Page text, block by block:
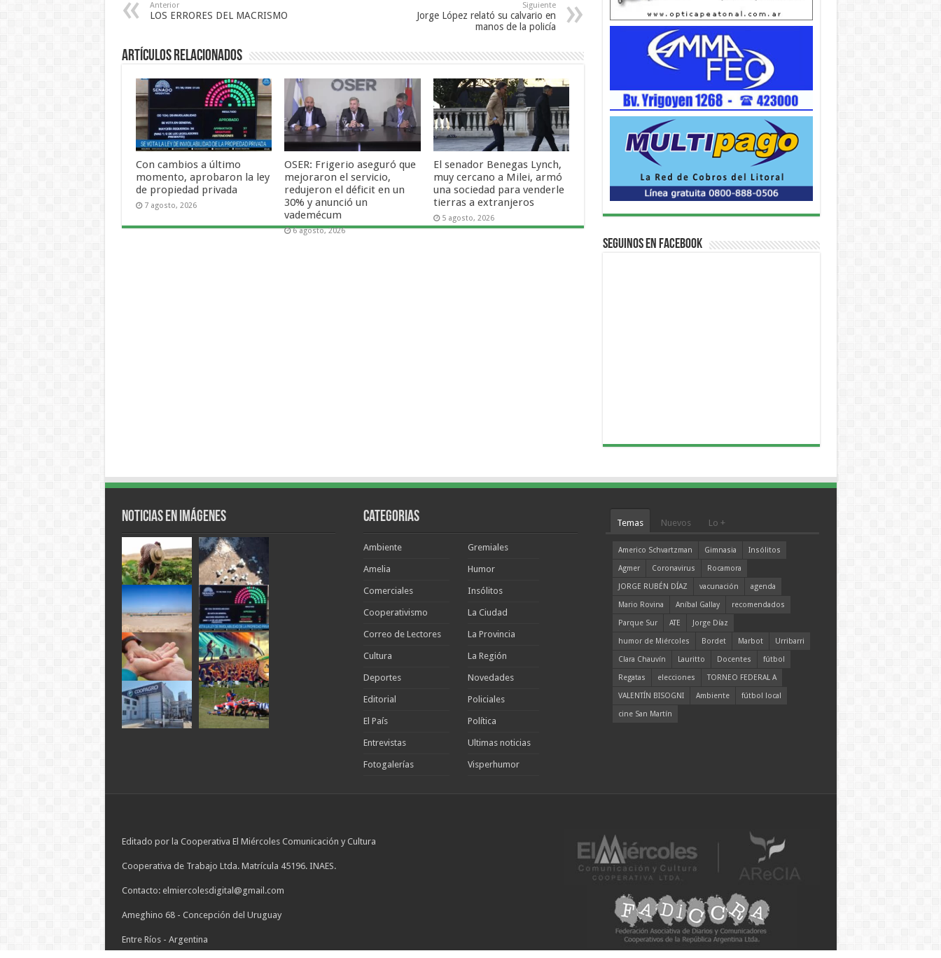
Anterior
LOS ERRORES DEL MACRISMO
Siguiente
Jorge López relató su calvario en
manos de la policía
Artículos Relacionados
Con cambios a último
momento, aprobaron la ley
de propiedad privada
7 agosto, 2026
OSER: Frigerio aseguró que
mejoraron el servicio,
redujeron el déficit en un
30% y anunció un
vademécum
6 agosto, 2026
El senador Benegas Lynch,
muy cercano a Milei, armó
una sociedad para venderle
tierras a extranjeros
5 agosto, 2026
Seguinos en Facebook
Noticias en Imágenes Categorias
Ambiente
Amelia
Comerciales
Cooperativismo
Correo de Lectores
Cultura
Deportes
Editorial
El País
Entrevistas
Fotogalerías
Gremiales
Humor
Insólitos
La Ciudad
La Provincia
La Región
Novedades
Policiales
Política
Ultimas noticias
Visperhumor
Temas Nuevos Lo +
Americo Schvartzman Gimnasia
Insólitos
Agmer
Coronavirus
Rocamora
JORGE RUBÉN DÍAZ
vacunación
agenda
Mario Rovina
Aníbal Gallay
recomendados
Parque Sur
ATE
Jorge Díaz
humor de Miércoles
Bordet Marbot
Urribarri
Clara Chauvín
Lauritto Docentes
fútbol
Regatas
elecciones
TORNEO FEDERAL A
VALENTÍN BISOGNI
Ambiente
fútbol local
cine San Martín
Editado por la Cooperativa El Miércoles Comunicación y Cultura
Cooperativa de Trabajo Ltda. Matrícula 45196. INAES.
Contacto: elmiercolesdigital@gmail.com
Ameghino 68 - Concepción del Uruguay
Entre Ríos - Argentina